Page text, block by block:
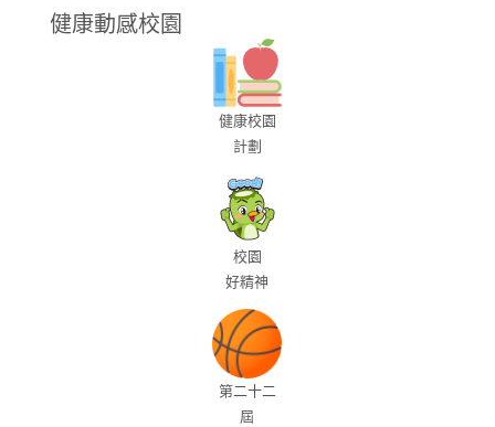
健康動感校園
健康校園
計劃
校園
好精神
第二十二
屆